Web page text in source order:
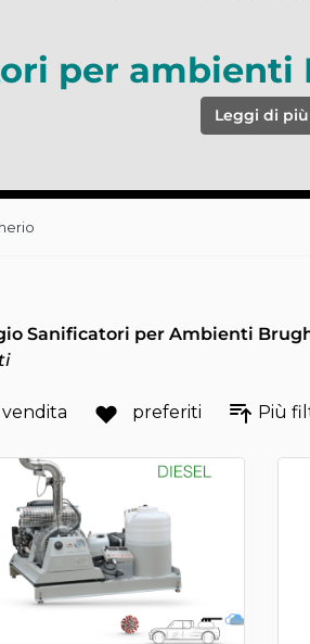
per ambienti
Leggi di più
Sanificatori per Ambienti
preferiti Più